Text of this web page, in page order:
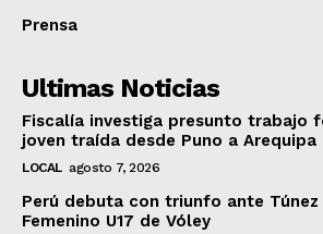
Prensa
Ultimas Noticias
Fiscalía investiga presunto trabajo
joven traída desde Puno a Arequipa
LOCAL agosto 7, 2026
Perú debuta con triunfo ante
Femenino U17 de Vóley